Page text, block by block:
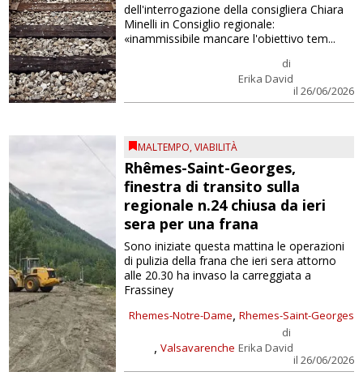
di
Erika David
il 26/06/2026
dell'interrogazione della consigliera Chiara
Minelli in Consiglio regionale:
«inammissibile mancare l'obiettivo tem...
MALTEMPO,VIABILITÀ
Rhêmes-Saint-Georges,
finestra di transito sulla
regionale n.24 chiusa da ieri
sera per una frana
Rhemes-Notre-Dame, Rhemes-Saint-Georges
, Valsavarenche
di
Erika David
il 26/06/2026
Sono iniziate questa mattina le operazioni
di pulizia della frana che ieri sera attorno
alle 20.30 ha invaso la carreggiata a
Frassiney